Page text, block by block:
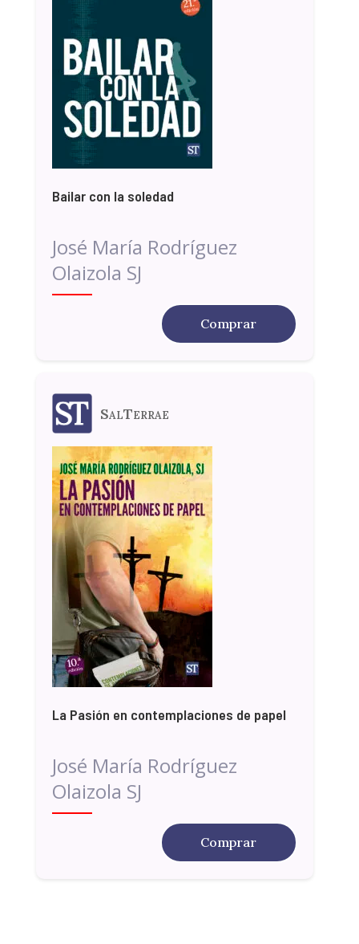
Bailar con la soledad
José María Rodríguez
Olaizola SJ
Comprar
SalTerrae
La Pasión en contemplaciones de papel
José María Rodríguez
Olaizola SJ
Comprar